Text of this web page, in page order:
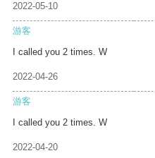
2022-05-10
游客
I called you 2 times. W
2022-04-26
游客
I called you 2 times. W
2022-04-20